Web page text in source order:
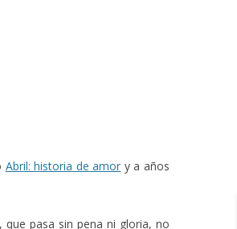
Abril: historia de amor y a años
pasa sin pena ni gloria, no